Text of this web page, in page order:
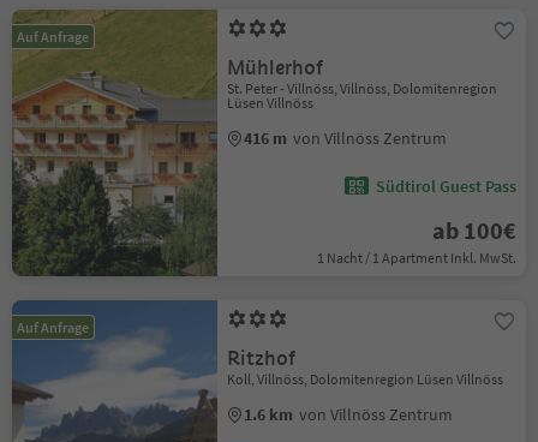
Auf Anfrage
Mühlerhof
St. Peter - Villnöss, Villnöss, Dolomitenregion
Lüsen Villnöss
416 m von Villnöss Zentrum
Südtirol Guest Pass
ab 100€
1 Nacht / 1 Apartment Inkl. MwSt.
Auf Anfrage
Ritzhof
Koll, Villnöss, Dolomitenregion Lüsen Villnöss
1.6 km von Villnöss Zentrum